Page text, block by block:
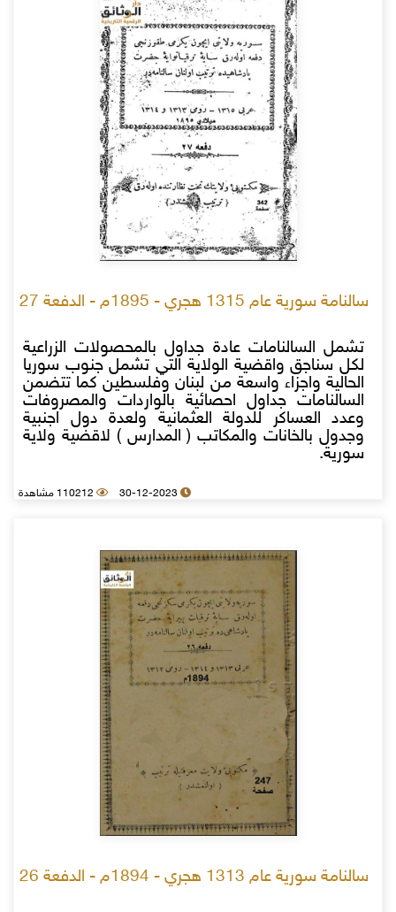
سالنامة سورية عام 1315 هجري - 1895م - الدفعة 27
تشمل السالنامات عادة جداول بالمحصولات الزراعية
لكل سناجق واقضية الولاية التي تشمل جنوب سوريا
الحالية واجزاء واسعة من لبنان وفلسطين كما تتضمن
السالنامات جداول احصائية بالواردات والمصروفات
وعدد العساكر للدولة العثمانية ولعدة دول اجنبية
وجدول بالخانات والمكاتب ( المدارس ) لاقضية ولاية
سورية.
30-12-2023 110212 مشاهدة
سالنامة سورية عام 1313 هجري - 1894م - الدفعة 26